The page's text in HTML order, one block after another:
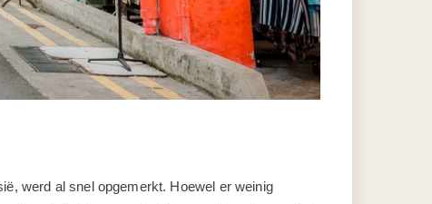
werd al snel opgemerkt. Hoewel er weinig